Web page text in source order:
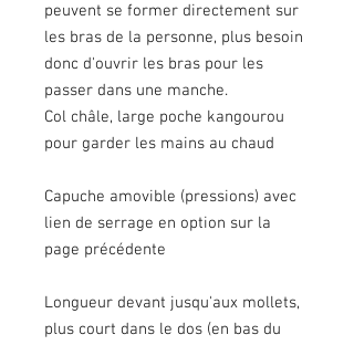
peuvent se former directement sur
les bras de la personne, plus besoin
donc d'ouvrir les bras pour les
passer dans une manche.
Col châle, large poche kangourou
pour garder les mains au chaud
Capuche amovible (pressions) avec
lien de serrage en option sur la
page précédente
Longueur devant jusqu'aux mollets,
plus court dans le dos (en bas du